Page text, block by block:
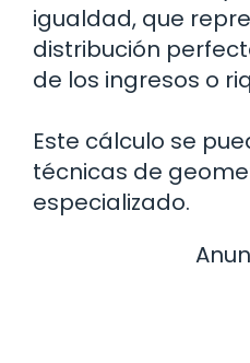
igualdad, que
distribución
de los ingresos o
Este cálculo se
técnicas de
especializado.